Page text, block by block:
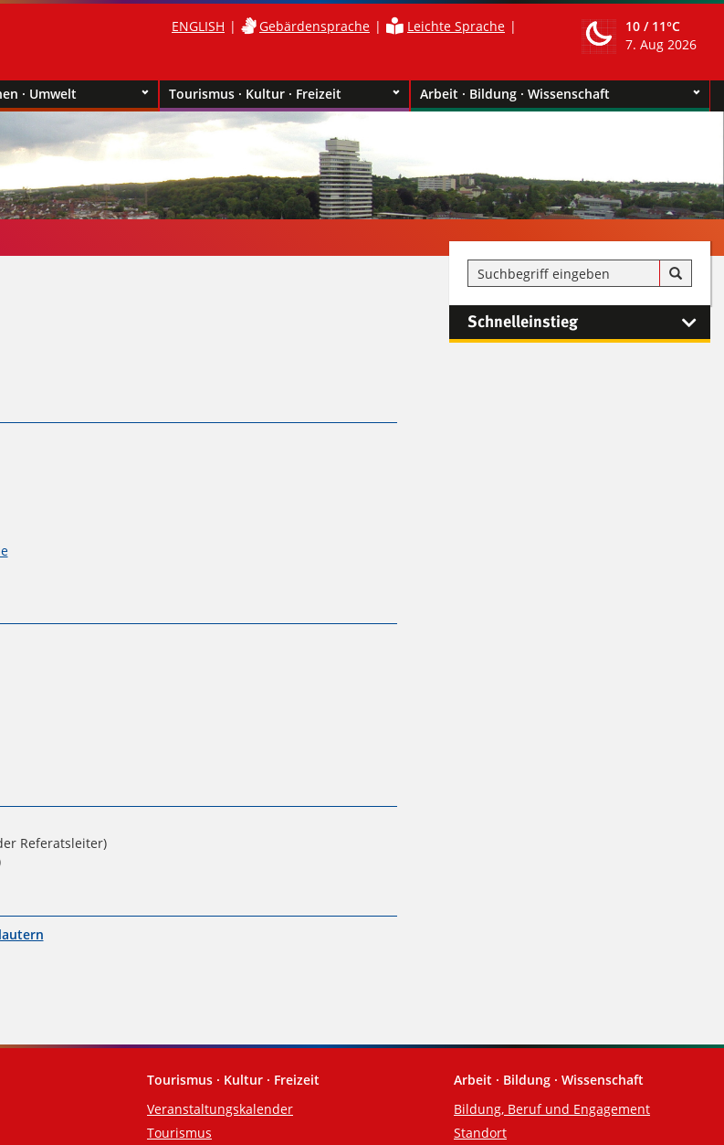
ENGLISH Gebärdensprache Leichte Sprache 10 / 11°C
7. Aug 2026
· Umwelt Tourismus · Kultur · Freizeit Arbeit · Bildung · Wissenschaft
Schnelleinstieg
Referatsleiter)
Tourismus · Kultur · Freizeit
Veranstaltungskalender
Tourismus
Arbeit · Bildung · Wissenschaft
Bildung, Beruf und Engagement
Standort